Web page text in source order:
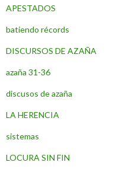
APESTADOS
batiendo récords
DISCURSOS DE AZAÑA
azaña 31-36
discusos de azaña
LA HERENCIA
sistemas
LOCURA SIN FIN